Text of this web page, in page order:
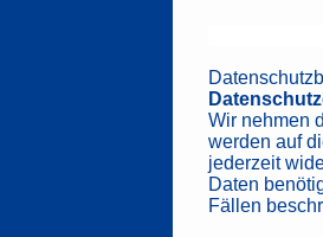
Wir nehmen
werden auf
jederzeit
Daten
Fällen